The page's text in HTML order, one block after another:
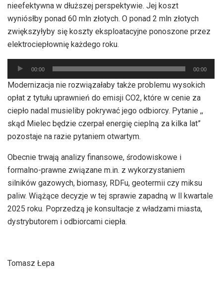
nieefektywna w dłuższej perspektywie. Jej koszt
wyniósłby ponad 60 mln złotych. O ponad 2 mln złotych
zwiększyłyby się koszty eksploatacyjne ponoszone przez
elektrociepłownię każdego roku.
Odtwarzacz
plików
dźwiękowych
00:00 00:00
Modernizacja nie rozwiązałaby także problemu wysokich
opłat z tytułu uprawnień do emisji CO2, które w cenie za
ciepło nadal musieliby pokrywać jego odbiorcy. Pytanie ,,
skąd Mielec będzie czerpał energię cieplną za kilka lat”
pozostaje na razie pytaniem otwartym.
Obecnie trwają analizy finansowe, środowiskowe i
formalno-prawne związane m.in. z wykorzystaniem
silników gazowych, biomasy, RDFu, geotermii czy miksu
paliw. Wiążące decyzje w tej sprawie zapadną w ll kwartale
2025 roku. Poprzedzą je konsultacje z władzami miasta,
dystrybutorem i odbiorcami ciepła.
Tomasz Łepa